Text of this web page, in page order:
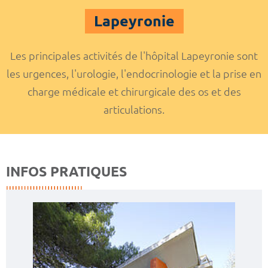
Lapeyronie
Les principales activités de l'hôpital Lapeyronie sont
les urgences, l'urologie, l'endocrinologie et la prise en
charge médicale et chirurgicale des os et des
articulations.
INFOS PRATIQUES